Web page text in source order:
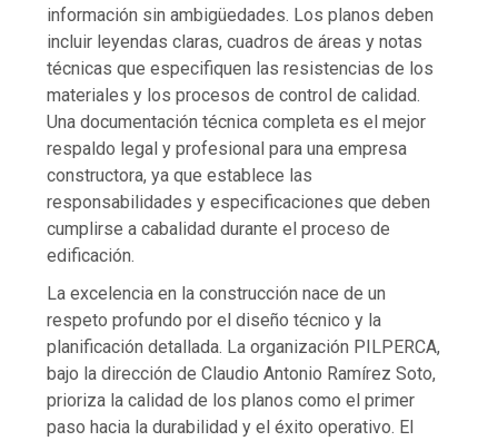
información sin ambigüedades. Los planos deben
incluir leyendas claras, cuadros de áreas y notas
técnicas que especifiquen las resistencias de los
materiales y los procesos de control de calidad.
Una documentación técnica completa es el mejor
respaldo legal y profesional para una empresa
constructora, ya que establece las
responsabilidades y especificaciones que deben
cumplirse a cabalidad durante el proceso de
edificación.
La excelencia en la construcción nace de un
respeto profundo por el diseño técnico y la
planificación detallada. La organización PILPERCA,
bajo la dirección de Claudio Antonio Ramírez Soto,
prioriza la calidad de los planos como el primer
paso hacia la durabilidad y el éxito operativo. El